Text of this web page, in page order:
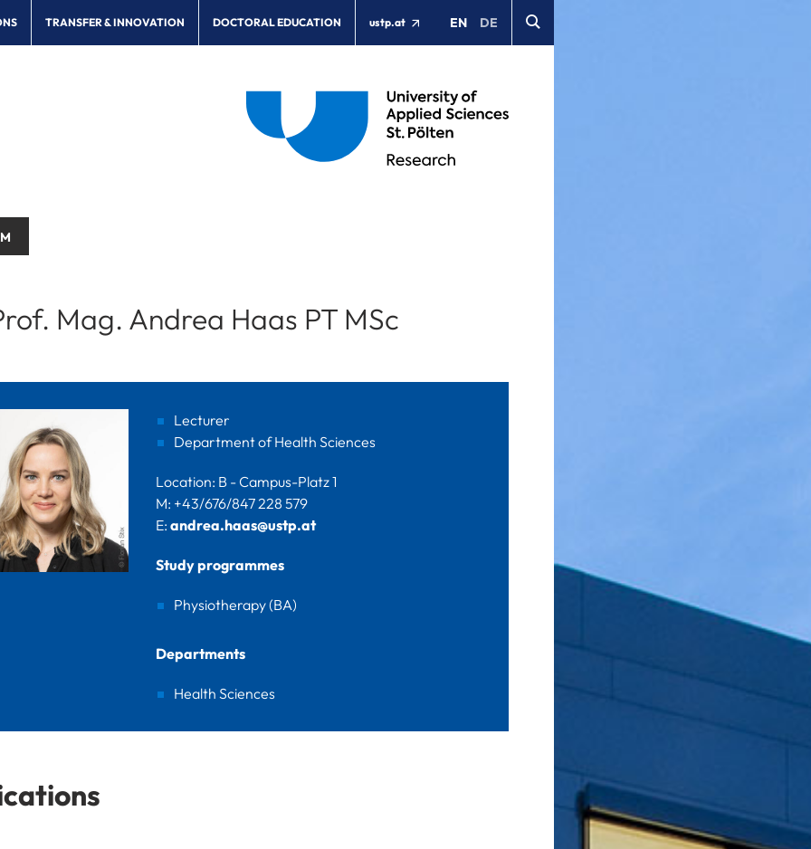
TRANSFER & INNOVATION DOCTORAL EDUCATION ustp.at EN DE
Mag. Andrea Haas PT MSc
Lecturer
Department of Health Sciences
Location: B - Campus-Platz 1
M: +43/676/847 228 579
E: andrea.haas@ustp.at
Study programmes
Physiotherapy (BA)
Departments
Health Sciences